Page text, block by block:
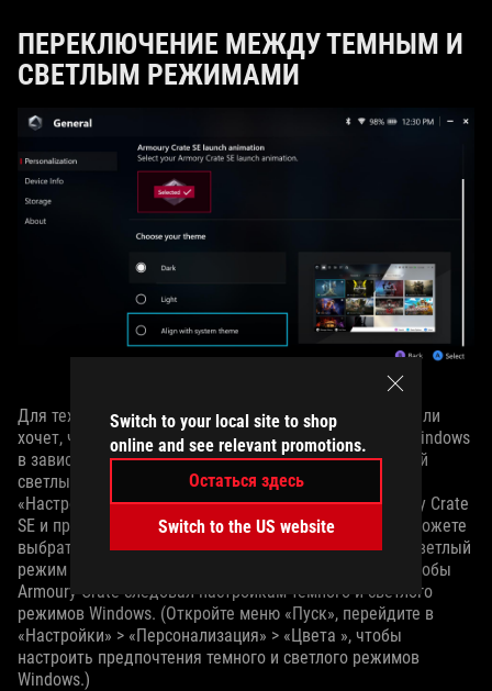
Switch to your local site to shop
online and see relevant promotions.
Остаться здесь
Switch to the US website
ПЕРЕКЛЮЧЕНИЕ МЕЖДУ ТЕМНЫМ И
СВЕТЛЫМ РЕЖИМАМИ
Для тех, кто предпочитает более яркий интерфейс – или
хочет, чтобы тема Armoury Crate менялась вместе с Windows
в зависимости от времени суток – мы добавили новый
светлый режим в Armoury Crate SE. Перейдите в
«Настройки» > «Общие» > «Персонализация» в Armoury Crate
SE и прокрутите вниз до пункта «Выбрать тему». Вы можете
выбрать темный режим по умолчанию, более яркий светлый
режим или «Синхронизировать с системной темой», чтобы
Armoury Crate следовал настройкам темного и светлого
режимов Windows. (Откройте меню «Пуск», перейдите в
«Настройки» > «Персонализация» > «Цвета », чтобы
настроить предпочтения темного и светлого режимов
Windows.)